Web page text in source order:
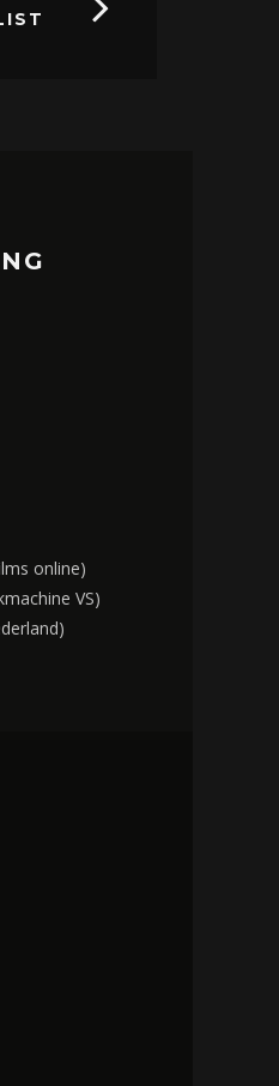
online)
VS)